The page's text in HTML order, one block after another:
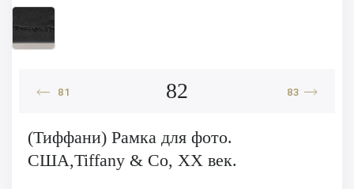
81 82 83
(Тиффани) Рамка для фото.
США,Tiffany & Co, XX век.